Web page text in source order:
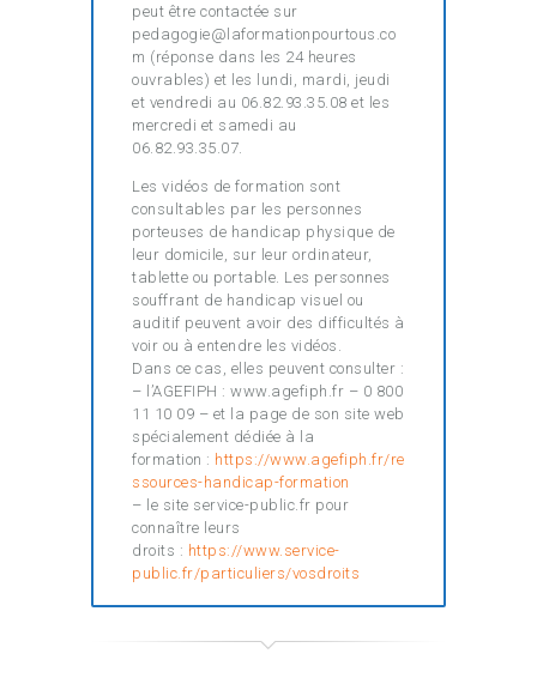
peut être contactée sur
pedagogie@laformationpourtous.co
m (réponse dans les 24 heures
ouvrables) et les lundi, mardi, jeudi
et vendredi au 06.82.93.35.08 et les
mercredi et samedi au
06.82.93.35.07.
Les vidéos de formation sont
consultables par les personnes
porteuses de handicap physique de
leur domicile, sur leur ordinateur,
tablette ou portable. Les personnes
souffrant de handicap visuel ou
auditif peuvent avoir des difficultés à
voir ou à entendre les vidéos.
Dans ce cas, elles peuvent consulter :
– l’AGEFIPH : www.agefiph.fr – 0 800
11 10 09 – et la page de son site web
spécialement dédiée à la
formation : https://www.agefiph.fr/re
ssources-handicap-formation
– le site service-public.fr pour
connaître leurs
droits : https://www.service-
public.fr/particuliers/vosdroits